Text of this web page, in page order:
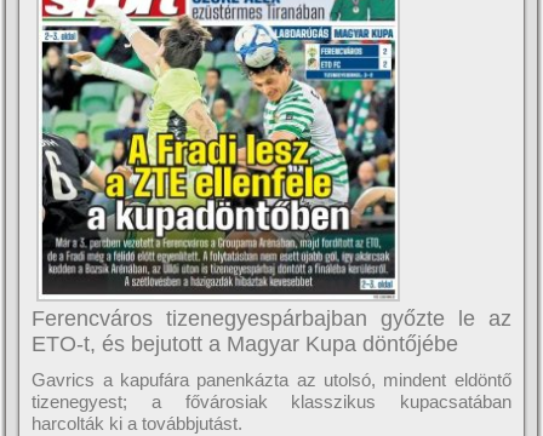
Ferencváros tizenegyespárbajban győzte le az
ETO-t, és bejutott a Magyar Kupa döntőjébe
Gavrics a kapufára panenkázta az utolsó, mindent eldöntő
tizenegyest; a fővárosiak klasszikus kupacsatában
harcolták ki a továbbjutást.